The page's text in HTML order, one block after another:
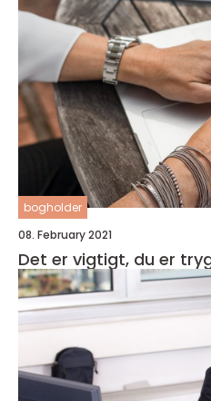
bogholder
08. February 2021
Det er vigtigt, du er